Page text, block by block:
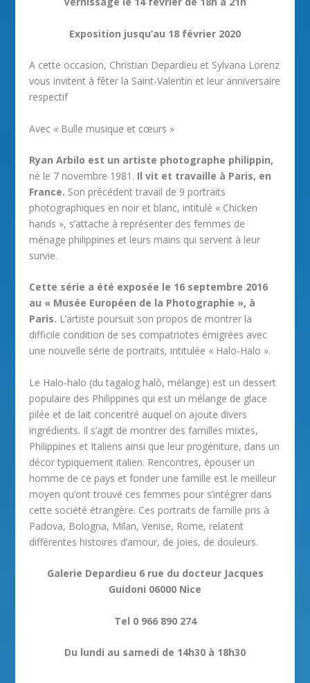
Exposition jusqu’au 18 février 2020
A cette occasion, Christian Depardieu et Sylvana Lorenz
vous invitent à fêter la Saint-Valentin et leur anniversaire
respectif
Avec « Bulle musique et cœurs »
Ryan Arbilo est un artiste photographe philippin,
né le 7 novembre 1981. Il vit et travaille à Paris, en
France. Son précédent travail de 9 portraits
photographiques en noir et blanc, intitulé « Chicken
hands », s’attache à représenter des femmes de
ménage philippines et leurs mains qui servent à leur
survie.
Cette série a été exposée le 16 septembre 2016
au « Musée Européen de la Photographie », à
Paris. L’artiste poursuit son propos de montrer la
difficile condition de ses compatriotes émigrées avec
une nouvelle série de portraits, intitulée « Halo-Halo ».
Le Halo-halo (du tagalog halò, mélange) est un dessert
populaire des Philippines qui est un mélange de glace
pilée et de lait concentré auquel on ajoute divers
ingrédients. Il s’agit de montrer des familles mixtes,
Philippines et Italiens ainsi que leur progéniture, dans un
décor typiquement italien. Rencontres, épouser un
homme de ce pays et fonder une famille est le meilleur
moyen qu’ont trouvé ces femmes pour s’intégrer dans
cette société étrangère. Ces portraits de famille pris à
Padova, Bologna, Milan, Venise, Rome, relatent
différentes histoires d’amour, de joies, de douleurs.
Galerie Depardieu 6 rue du docteur Jacques
Guidoni 06000 Nice
Tel 0 966 890 274
Du lundi au samedi de 14h30 à 18h30